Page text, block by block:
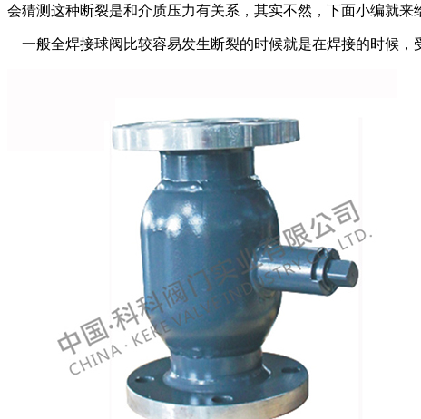
会猜测这种断裂是和介质压力有关系，其实不然，下面小编就
一般全焊接球阀比较容易发生断裂的时候就是在焊接的时候，